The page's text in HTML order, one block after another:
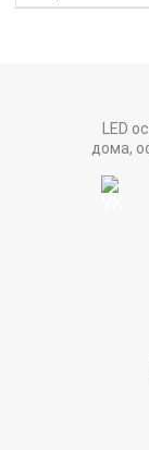
LED
дома,